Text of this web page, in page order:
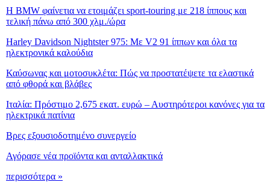
Η BMW φαίνετια να ετοιμάζει sport-touring με 218 ίππους και
τελική πάνω από 300 χλμ./ώρα
Harley Davidson Nightster 975: Με V2 91 ίππων και όλα τα
ηλεκτρονικά καλούδια
Καύσωνας και μοτοσυκλέτα: Πώς να προστατέψετε τα ελαστικά
από φθορά και βλάβες
Ιταλία: Πρόστιμο 2,675 εκατ. ευρώ – Αυστηρότεροι κανόνες για τα
ηλεκτρικά πατίνια
Βρες εξουσιοδοτημένο συνεργείο
Αγόρασε νέα προϊόντα και ανταλλακτικά
περισσότερα »